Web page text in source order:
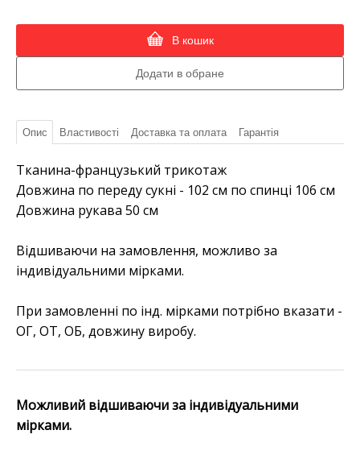
В кошик
Опис Властивості Доставка та оплата Гарантія
Тканина-французький трикотаж
Довжина по переду сукні - 102 см по спинці 106 см
Довжина рукава 50 см
Відшиваючи на замовлення, можливо за
індивідуальними мірками.
При замовленні по інд. мірками потрібно вказати -
ОГ, ОТ, ОБ, довжину виробу.
Можливий відшиваючи за індивідуальними
мірками.